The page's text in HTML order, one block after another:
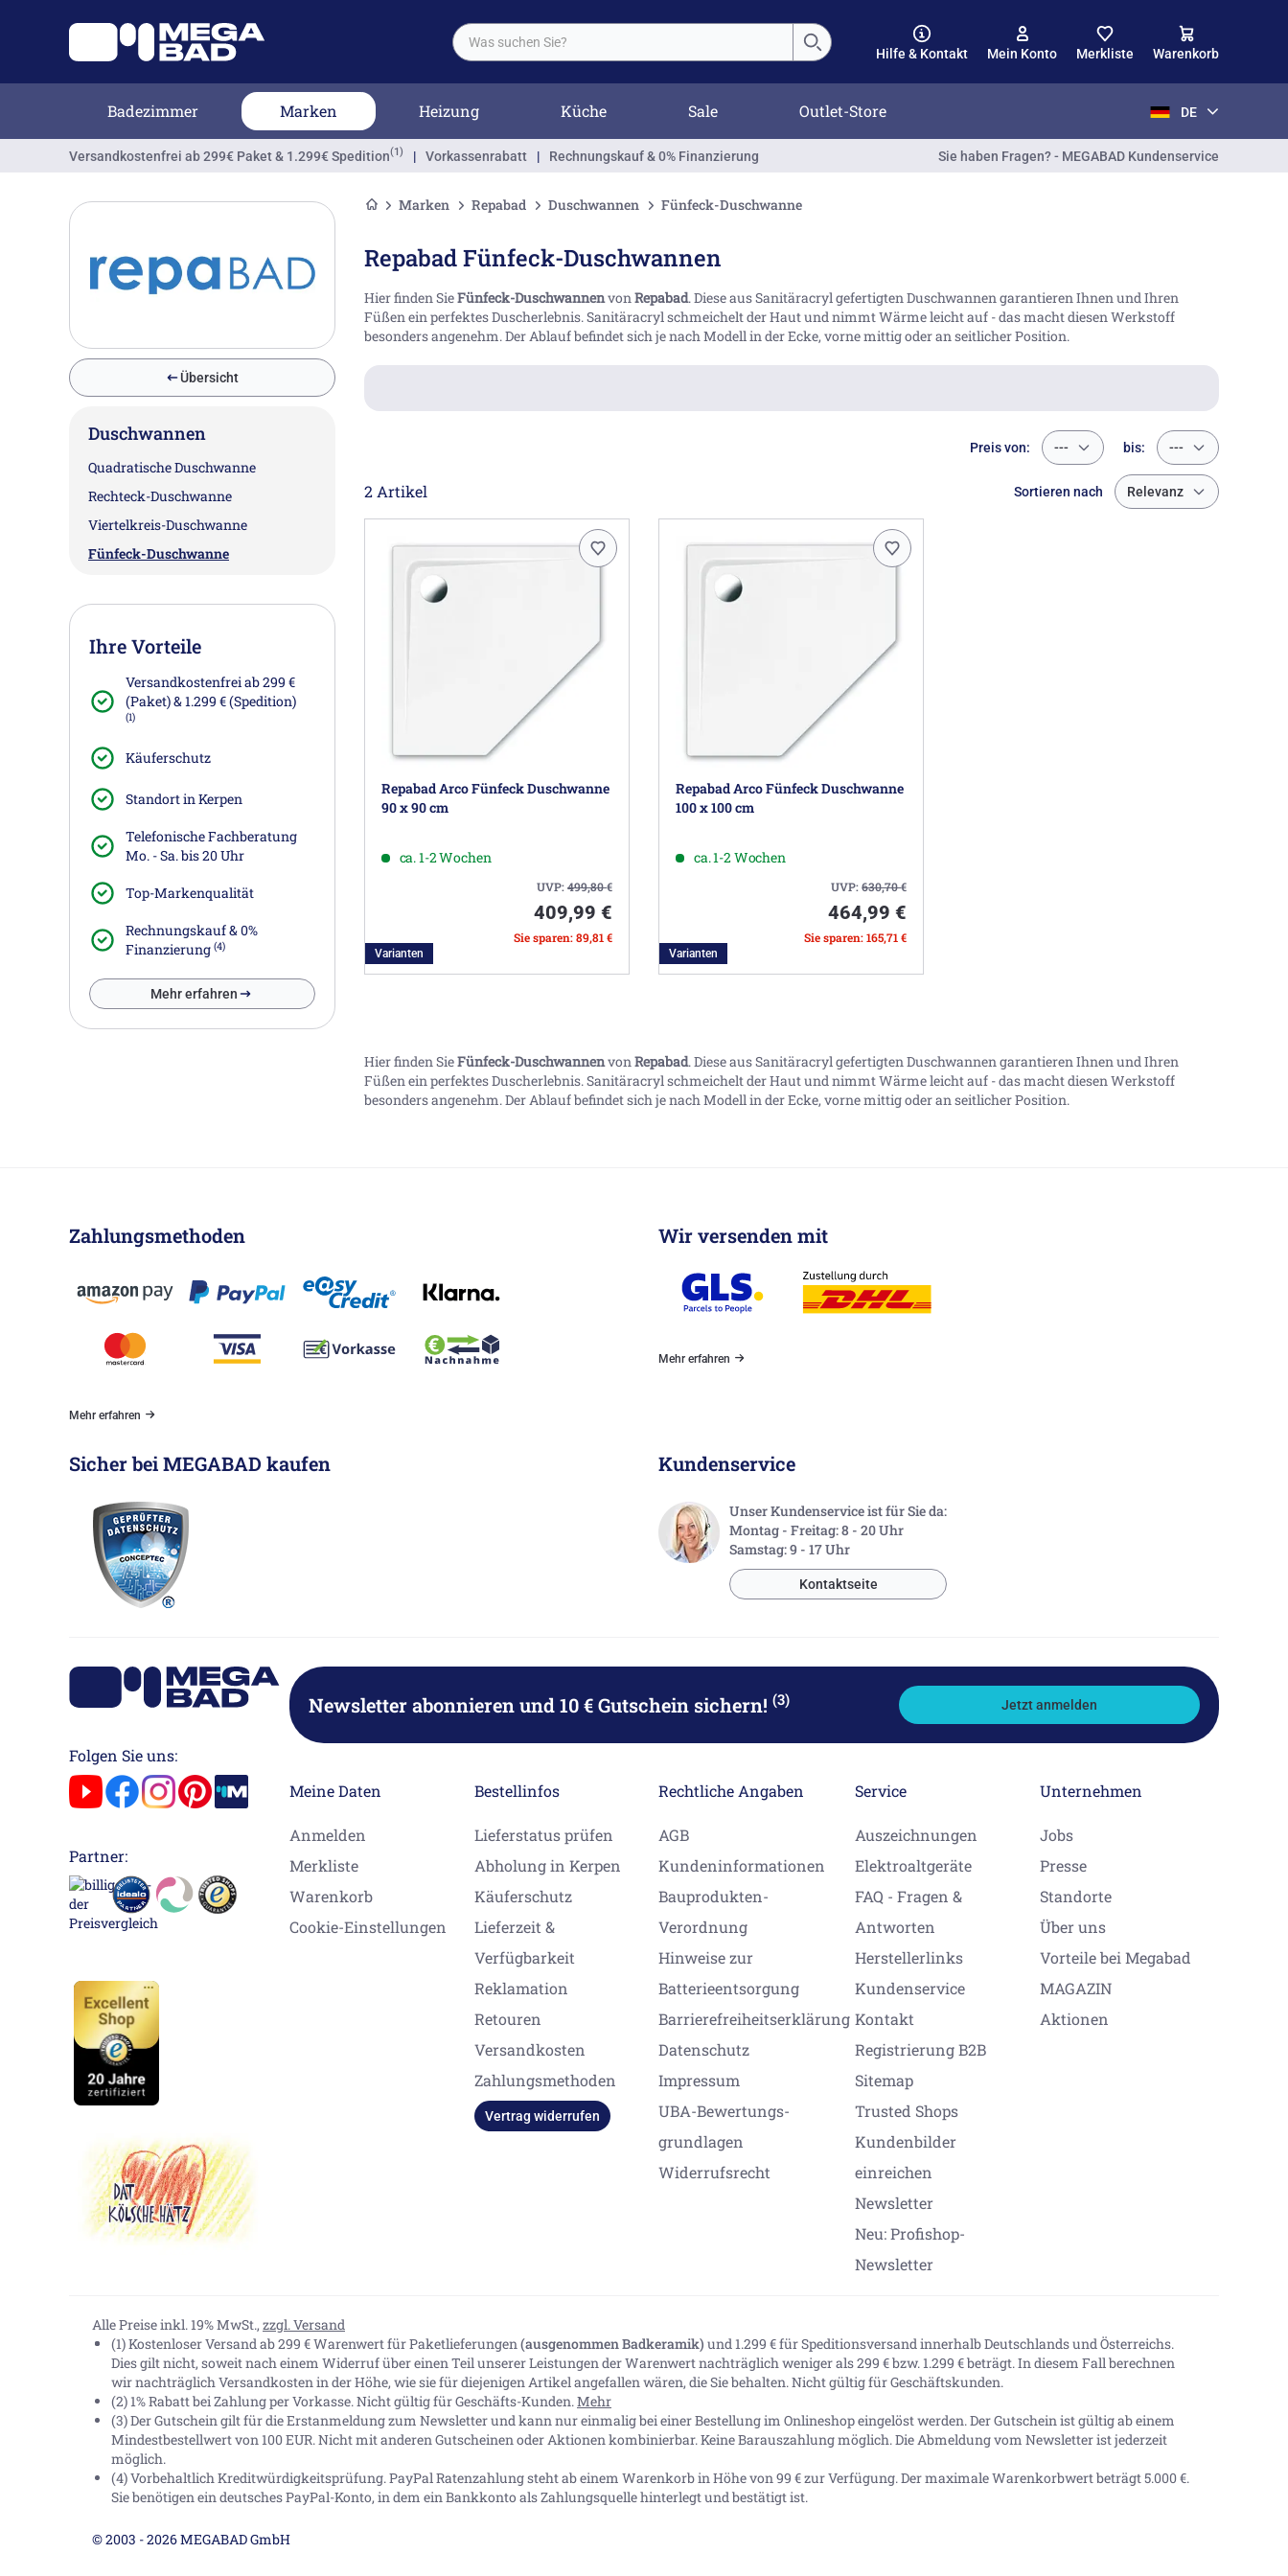
Hilfe & Kontakt Mein Konto Merkliste Warenkorb
Badezimmer Marken Heizung Küche Sale Outlet-Store DE
Versandkostenfrei ab 299€ Paket & 1.299€ Spedition(1) | Vorkassenrabatt | Rechnungskauf & 0% Finanzierung Sie haben Fragen? - MEGABAD Kundenservice
Übersicht
Duschwannen
Quadratische Duschwanne
Rechteck-Duschwanne
Viertelkreis-Duschwanne
Fünfeck-Duschwanne
Ihre Vorteile
Versandkostenfrei ab 299 €
(Paket) & 1.299 € (Spedition)
(1)
Käuferschutz
Standort in Kerpen
Telefonische Fachberatung
Mo. - Sa. bis 20 Uhr
Top-Markenqualität
Rechnungskauf & 0%
Finanzierung (4)
Mehr erfahren
Marken Repabad Duschwannen Fünfeck-Duschwanne
Repabad Fünfeck-Duschwannen
Hier finden SieFünfeck-DuschwannenvonRepabad. Diese aus Sanitäracryl gefertigten Duschwannen garantieren Ihnen und Ihren
Füßen ein perfektes Duscherlebnis. Sanitäracryl schmeichelt der Haut und nimmt Wärme leicht auf - das macht diesen Werkstoff
besonders angenehm. Der Ablauf befindet sich je nach Modell in der Ecke, vorne mittig oder an seitlicher Position.
Preis von: --- bis: ---
2 Artikel Sortieren nach Relevanz
Repabad Arco Fünfeck Duschwanne
90 x 90 cm
ca. 1-2 Wochen
UVP:499,80€
409,99 €
Sie sparen: 89,81 €
Varianten
Repabad Arco Fünfeck Duschwanne
100 x 100 cm
ca. 1-2 Wochen
UVP:630,70€
464,99 €
Sie sparen: 165,71 €
Varianten
Hier finden SieFünfeck-Duschwannenvon Repabad. Diese aus Sanitäracryl gefertigten Duschwannen garantieren Ihnen und Ihren
Füßen ein perfektes Duscherlebnis. Sanitäracryl schmeichelt der Haut und nimmt Wärme leicht auf - das macht diesen Werkstoff
besonders angenehm. Der Ablauf befindet sich je nach Modell in der Ecke, vorne mittig oder an seitlicher Position.
Zahlungsmethoden
Mehr erfahren
Wir versenden mit
Mehr erfahren
Sicher bei MEGABAD kaufen Kundenservice
Unser Kundenservice ist für Sie da:
Montag - Freitag: 8 - 20 Uhr
Samstag: 9 - 17 Uhr
Kontaktseite
Folgen Sie uns:
Partner:
Newsletter abonnierenund 10 € Gutschein sichern! (3) Jetzt anmelden
Meine Daten
Anmelden
Merkliste
Warenkorb
Cookie-Einstellungen
Bestellinfos
Lieferstatus prüfen
Abholung in Kerpen
Käuferschutz
Lieferzeit &
Verfügbarkeit
Reklamation
Retouren
Versandkosten
Zahlungsmethoden
Vertrag widerrufen
Rechtliche Angaben
AGB
Kundeninformationen
Bauprodukten-
Verordnung
Hinweise zur
Batterieentsorgung
Barrierefreiheitserklärung
Datenschutz
Impressum
UBA-Bewertungs-
grundlagen
Widerrufsrecht
Service
Auszeichnungen
Elektroaltgeräte
FAQ - Fragen &
Antworten
Herstellerlinks
Kundenservice
Kontakt
Registrierung B2B
Sitemap
Trusted Shops
Kundenbilder
einreichen
Newsletter
Neu: Profishop-
Newsletter
Unternehmen
Jobs
Presse
Standorte
Über uns
Vorteile bei Megabad
MAGAZIN
Aktionen
Alle Preise inkl. 19% MwSt., zzgl. Versand
(1) Kostenloser Versand ab 299 € Warenwert für Paketlieferungen (ausgenommen Badkeramik) und 1.299 € für Speditionsversand innerhalb Deutschlands und Österreichs.
Dies gilt nicht, soweit nach einem Widerruf über einen Teil unserer Leistungen der Warenwert nachträglich weniger als 299 € bzw. 1.299 € beträgt. In diesem Fall berechnen
wir nachträglich Versandkosten in der Höhe, wie sie für diejenigen Artikel angefallen wären, die Sie behalten. Nicht gültig für Geschäftskunden.
(2) 1% Rabatt bei Zahlung per Vorkasse. Nicht gültig für Geschäfts-Kunden. Mehr
(3) Der Gutschein gilt für die Erstanmeldung zum Newsletter und kann nur einmalig bei einer Bestellung im Onlineshop eingelöst werden. Der Gutschein ist gültig ab einem
Mindestbestellwert von 100 EUR. Nicht mit anderen Gutscheinen oder Aktionen kombinierbar. Keine Barauszahlung möglich. Die Abmeldung vom Newsletter ist jederzeit
möglich.
(4) Vorbehaltlich Kreditwürdigkeitsprüfung. PayPal Ratenzahlung steht ab einem Warenkorb in Höhe von 99 €zur Verfügung. Der maximale Warenkorbwert beträgt5.000 €.
Sie benötigen ein deutsches PayPal-Konto, in dem ein Bankkonto als Zahlungsquelle hinterlegt und bestätigt ist.
© 2003 - 2026 MEGABAD GmbH